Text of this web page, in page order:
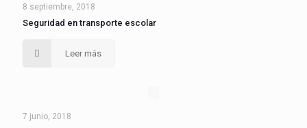
8 septiembre, 2018
Seguridad en transporte escolar
Leer más
7 junio, 2018